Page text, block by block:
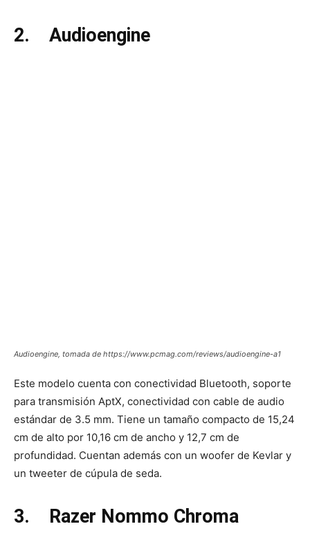
2. Audioengine
Audioengine, tomada de https://www.pcmag.com/reviews/audioengine-a1
Este modelo cuenta con conectividad Bluetooth, soporte
para transmisión AptX, conectividad con cable de audio
estándar de 3.5 mm. Tiene un tamaño compacto de 15,24
cm de alto por 10,16 cm de ancho y 12,7 cm de
profundidad. Cuentan además con un woofer de Kevlar y
un tweeter de cúpula de seda.
3. Razer Nommo Chroma